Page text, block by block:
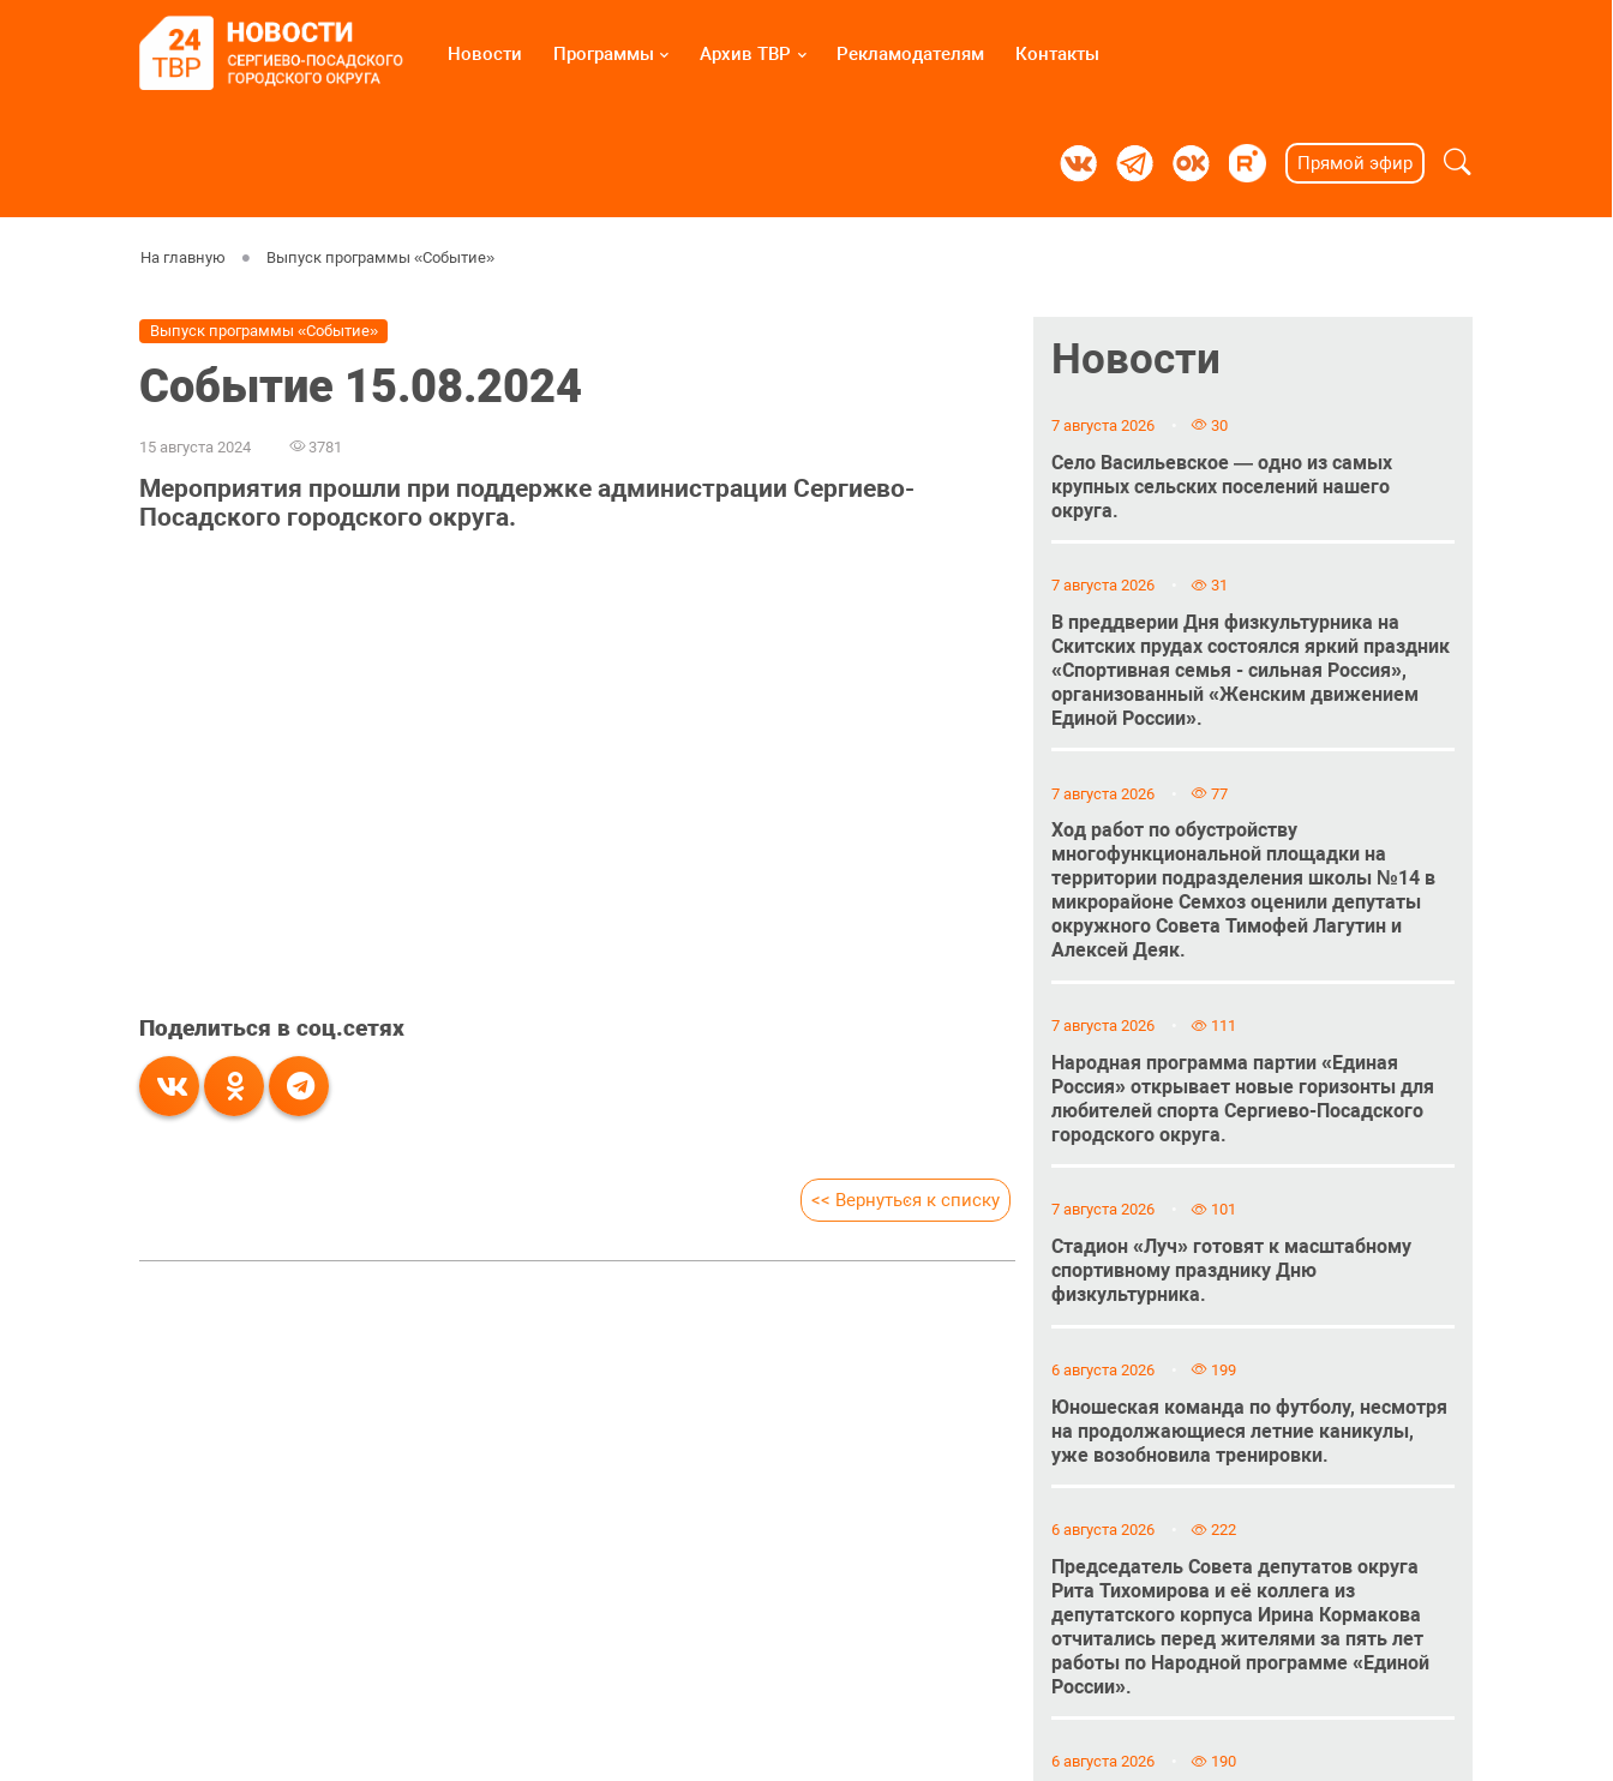
Новости Программы Архив ТВР Рекламодателям Контакты
Прямой эфир
На главную Выпуск программы «Событие»
Выпуск программы «Событие»
Событие 15.08.2024
15 августа 2024 3781
Мероприятия прошли при поддержке администрации Сергиево-
Посадского городского округа.
Поделиться в соц.сетях
<< Вернуться к списку
Новости
7 августа 2026 30
Село Васильевское — одно из самых
крупных сельских поселений нашего
округа.
7 августа 2026 31
В преддверии Дня физкультурника на
Скитских прудах состоялся яркий праздник
«Спортивная семья - сильная Россия»,
организованный «Женским движением
Единой России».
7 августа 2026 77
Ход работ по обустройству
многофункциональной площадки на
территории подразделения школы №14 в
микрорайоне Семхоз оценили депутаты
окружного Совета Тимофей Лагутин и
Алексей Деяк.
7 августа 2026 111
Народная программа партии «Единая
Россия» открывает новые горизонты для
любителей спорта Сергиево-Посадского
городского округа.
7 августа 2026 101
Стадион «Луч» готовят к масштабному
спортивному празднику Дню
физкультурника.
6 августа 2026 199
Юношеская команда по футболу, несмотря
на продолжающиеся летние каникулы,
уже возобновила тренировки.
6 августа 2026 222
Председатель Совета депутатов округа
Рита Тихомирова и её коллега из
депутатского корпуса Ирина Кормакова
отчитались перед жителями за пять лет
работы по Народной программе «Единой
России».
6 августа 2026 190